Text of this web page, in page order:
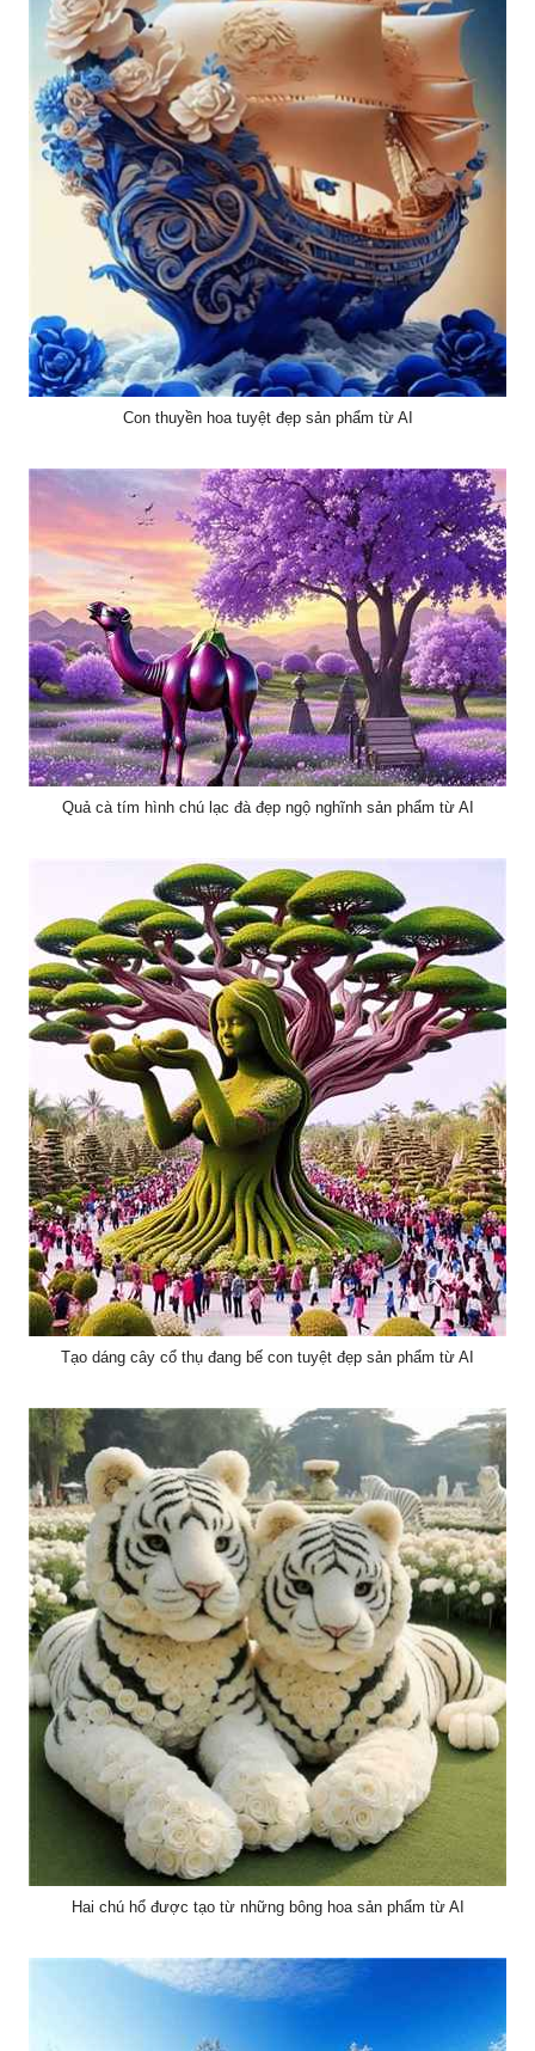
Con thuyền hoa tuyệt đẹp sản phẩm từ AI
Quả cà tím hình chú lạc đà đẹp ngộ nghĩnh sản phẩm từ AI
Tạo dáng cây cổ thụ đang bế con tuyệt đẹp sản phẩm từ AI
Hai chú hổ được tạo từ những bông hoa sản phẩm từ AI